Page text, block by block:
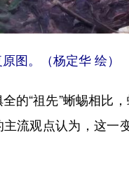
图。（杨定华 绘）
“祖先”蜥蜴相比，
主流观点认为，这一